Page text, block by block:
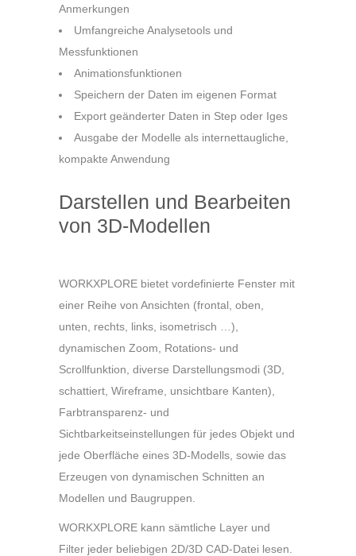
Anmerkungen
Umfangreiche Analysetools und
Messfunktionen
Animationsfunktionen
Speichern der Daten im eigenen Format
Export geänderter Daten in Step oder Iges
Ausgabe der Modelle als internettaugliche,
kompakte Anwendung
Darstellen und Bearbeiten
von 3D-Modellen
WORKXPLORE bietet vordefinierte Fenster mit
einer Reihe von Ansichten (frontal, oben,
unten, rechts, links, isometrisch …),
dynamischen Zoom, Rotations- und
Scrollfunktion, diverse Darstellungsmodi (3D,
schattiert, Wireframe, unsichtbare Kanten),
Farbtransparenz- und
Sichtbarkeitseinstellungen für jedes Objekt und
jede Oberfläche eines 3D-Modells, sowie das
Erzeugen von dynamischen Schnitten an
Modellen und Baugruppen.
WORKXPLORE kann sämtliche Layer und
Filter jeder beliebigen 2D/3D CAD-Datei lesen.